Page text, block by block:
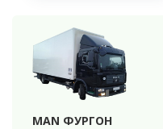
MAN ФУРГОН